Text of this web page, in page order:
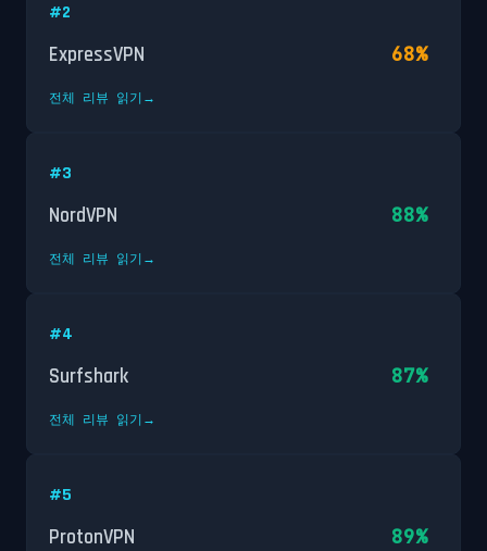
#2
ExpressVPN 68%
전체 리뷰 읽기 →
#3
NordVPN 88%
전체 리뷰 읽기 →
#4
Surfshark 87%
전체 리뷰 읽기 →
#5
ProtonVPN 89%